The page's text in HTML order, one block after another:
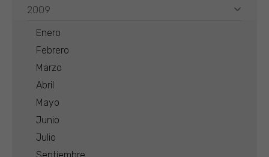
2009
Enero
Febrero
Marzo
Abril
Mayo
Junio
Julio